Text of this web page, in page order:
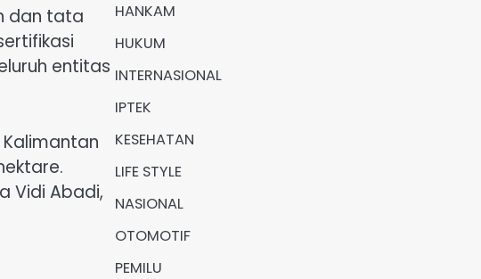
dan tata
entitas
Vidi Abadi,
HANKAM
HUKUM
INTERNASIONAL
IPTEK
KESEHATAN
LIFE STYLE
NASIONAL
OTOMOTIF
PEMILU